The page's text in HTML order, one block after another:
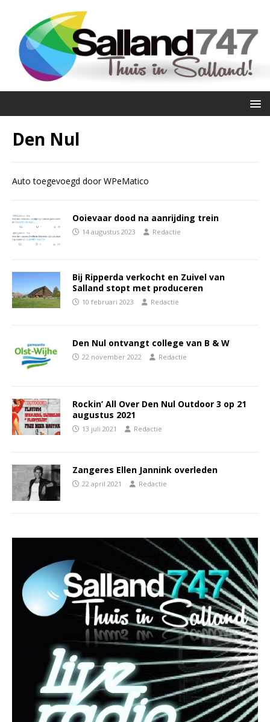
Den Nul
Auto toegevoegd door WPeMatico
Ooievaar dood na aanrijding trein
14 augustus 2023 Redactie
Bij Ripperda verkocht en Zuivel van
Salland stopt met produceren
10 februari 2023 Redactie
Den Nul ontvangt college van B & W
22 november 2022 Redactie
Rockin’ All Over Den Nul Outdoor 3 op 21
augustus 2021
13 juli 2021 Redactie
Zangeres Ellen Jannink overleden
22 april 2021 Redactie